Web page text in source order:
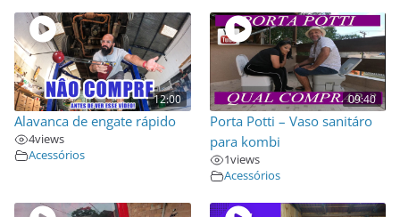
12:00
Alavanca de engate rápido
4views
Acessórios
09:40
Porta Potti – Vaso sanitáro
para kombi
1views
Acessórios